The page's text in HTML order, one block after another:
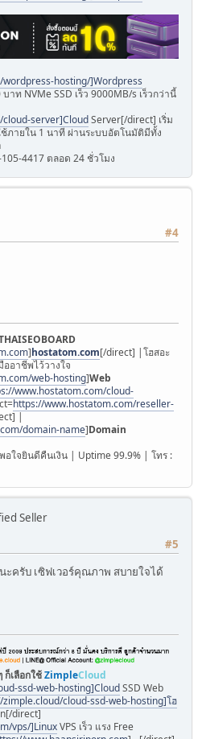
hosting/]Wordpress
ท NVMe SSD เร็ว 9000MB/s เร็วกว่านี้
server]CloudServer[/direct] เริ่ม
ภายใน 1 นาที ผ่านระบบอัตโนมัติมีทั้ง
4417 ตลอด 24 ชั่วโมง
#4
]hostatom.com[/direct] |โฮสอะ
อาชีพไว้วางใจ
web-hosting]Web
www.hostatom.com/cloud-
https://www.hostatom.com/reseller-
|
domain-name]Domain
ใจยินดีคืนเงิน | Uptime 99.9% | โทร :
Seller
#5
ะครับ เซิฟเวอร์คุณภาพ สบายใจได้
ก็เลือกใช้ZimpleCloud
ssd-web-hosting]CloudSSD Web
zimple.cloud/cloud-ssd-web-hosting]โฮ
direct]
vps/]LinuxVPS เร็ว แรง Free